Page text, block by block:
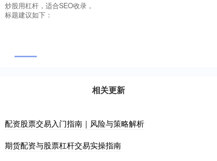
炒股用杠杆，适合SEO收录，
标题建议如下：
相关更新
配资股票交易入门指南｜风险与策略解析
期货配资与股票杠杆交易实操指南